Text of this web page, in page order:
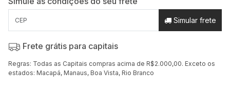
Simular frete
Frete grátis para capitais
Regras: Todas as Capitais compras acima de R$2.000,00. Exceto os
estados: Macapá, Manaus, Boa Vista, Rio Branco